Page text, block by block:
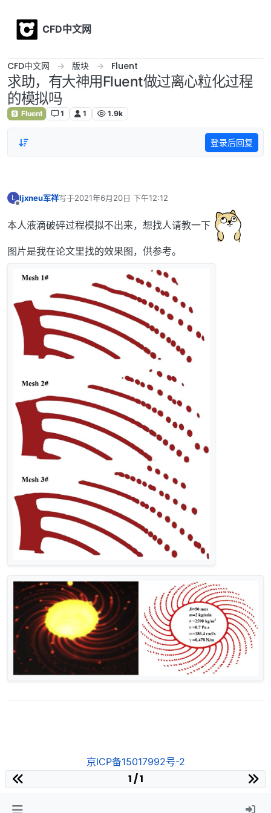
CFD中文网
CFD中文网 版块 Fluent
求助，有大神用Fluent做过离心粒化过程
的模拟吗
Fluent 1 1 1.9k
登录后回复
L ljxneu军祥写于2021年6月20日 下午12:12
最后由 编辑
本人液滴破碎过程模拟不出来，想找人请教一下
图片是我在论文里找的效果图，供参考。
京ICP备15017992号-2
1 / 1